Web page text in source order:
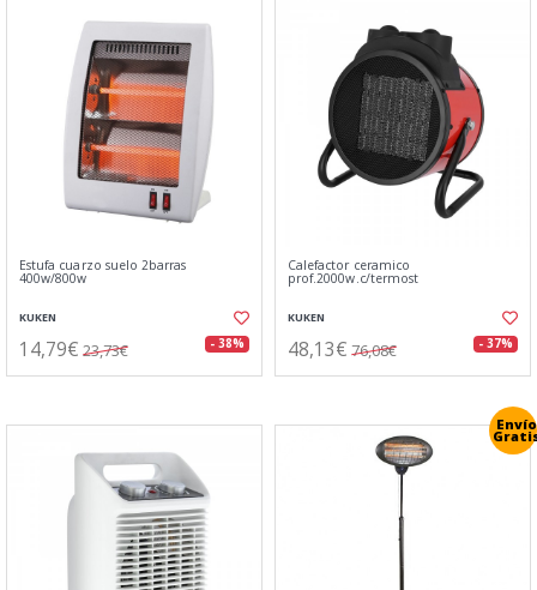
Estufa cuarzo suelo 2barras
400w/800w
KUKEN
14,79€ 23,73€ - 38%
Calefactor ceramico
prof.2000w.c/termost
KUKEN
48,13€ 76,08€ - 37%
Envío